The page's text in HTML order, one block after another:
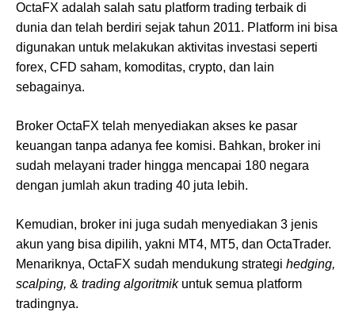
OctaFX adalah salah satu platform trading terbaik di
dunia dan telah berdiri sejak tahun 2011. Platform ini bisa
digunakan untuk melakukan aktivitas investasi seperti
forex, CFD saham, komoditas, crypto, dan lain
sebagainya.
Broker OctaFX telah menyediakan akses ke pasar
keuangan tanpa adanya fee komisi. Bahkan, broker ini
sudah melayani trader hingga mencapai 180 negara
dengan jumlah akun trading 40 juta lebih.
Kemudian, broker ini juga sudah menyediakan 3 jenis
akun yang bisa dipilih, yakni MT4, MT5, dan OctaTrader.
Menariknya, OctaFX sudah mendukung strategi hedging,
scalping, & trading algoritmik untuk semua platform
tradingnya.